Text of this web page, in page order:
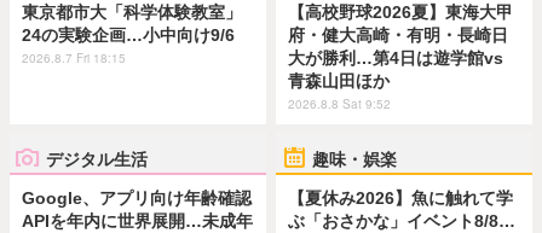
東京都市大「科学体験教室」
24の実験企画…小中向け9/6
2026.8.7 Fri 18:15
【高校野球2026夏】東海大甲
府・健大高崎・有明・長崎日
大が勝利…第4日は遊学館vs
青森山田ほか
2026.8.8 Sat 9:52
デジタル生活
Google、アプリ向け年齢確認
APIを年内に世界展開…未成年
趣味・娯楽
【夏休み2026】魚に触れて学
ぶ「おさかな」イベント8/8…